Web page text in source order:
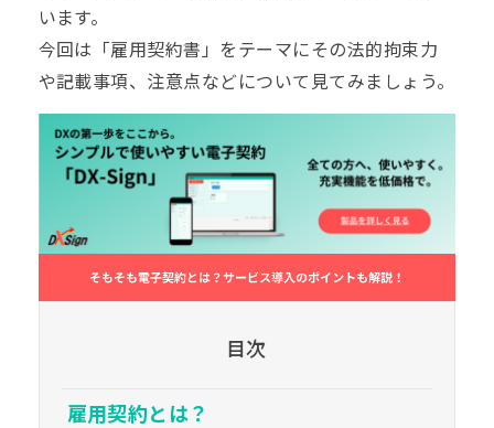
います。
今回は「雇用契約書」をテーマにその法的拘束力
や記載事項、注意点などについて見てみましょう。
目次
雇用契約とは？